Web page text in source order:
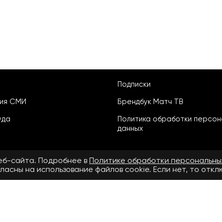
СМИ
Подписки
Брендбук Матч ТВ
Политика обработки
данных
соглашение
сайта. Подробнее в Политике обработки
на использование файлов cookie. Если нет, то